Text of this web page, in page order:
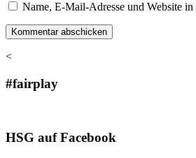
Name, E-Mail-Adresse und Website
<
#fairplay
HSG auf Facebook